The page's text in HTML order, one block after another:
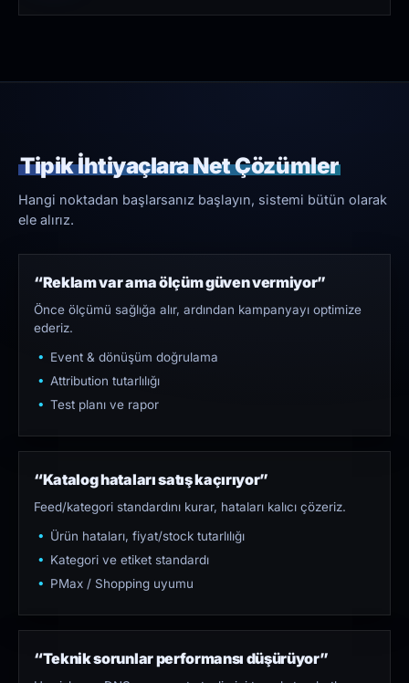
Tipik İhtiyaçlara Net Çözümler
Hangi noktadan başlarsanız başlayın, sistemi bütün olarak
ele alırız.
“Reklam var ama ölçüm güven vermiyor”
Önce ölçümü sağlığa alır, ardından kampanyayı optimize
ederiz.
Event & dönüşüm doğrulama
Attribution tutarlılığı
Test planı ve rapor
“Katalog hataları satış kaçırıyor”
Feed/kategori standardını kurar, hataları kalıcı çözeriz.
Ürün hataları, fiyat/stock tutarlılığı
Kategori ve etiket standardı
PMax / Shopping uyumu
“Teknik sorunlar performansı düşürüyor”